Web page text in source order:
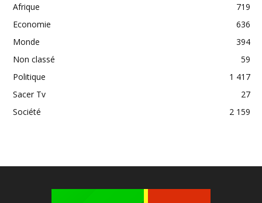
Afrique
719
Economie
636
Monde
394
Non classé
59
Politique
1 417
Sacer Tv
27
Société
2 159